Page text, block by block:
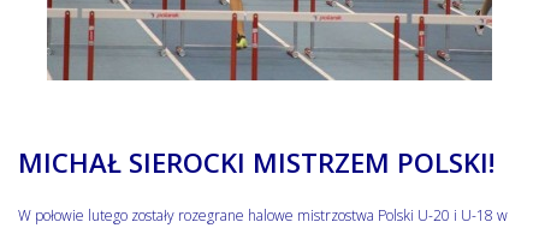
MICHAŁ SIEROCKI MISTRZEM POLSKI!
W połowie lutego zostały rozegrane halowe mistrzostwa Polski U-20 i U-18 w